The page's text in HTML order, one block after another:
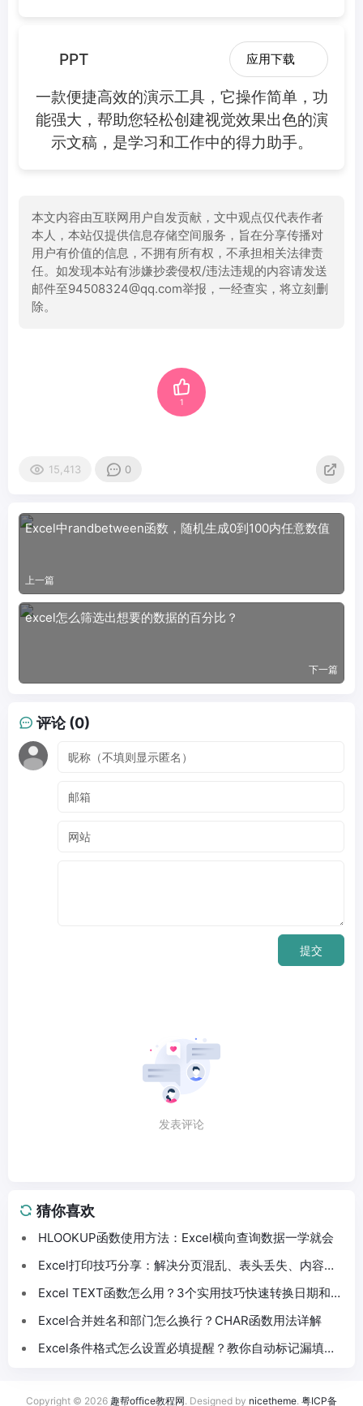
PPT 应用下载
一款便捷高效的演示工具，它操作简单，功
能强大，帮助您轻松创建视觉效果出色的演
示文稿，是学习和工作中的得力助手。
本文内容由互联网用户自发贡献，文中观点仅代表作者
本人，本站仅提供信息存储空间服务，旨在分享传播对
用户有价值的信息，不拥有所有权，不承担相关法律责
任。如发现本站有涉嫌抄袭侵权/违法违规的内容请发送
邮件至94508324@qq.com举报，一经查实，将立刻删
除。
1
15,413 0
Excel中randbetween函数，随机生成0到100内任意数值
上一篇
excel怎么筛选出想要的数据的百分比？
下一篇
评论 (0)
提交
发表评论
猜你喜欢
HLOOKUP函数使用方法：Excel横向查询数据一学就会
Excel打印技巧分享：解决分页混乱、表头丢失、内容截
Excel TEXT函数怎么用？3个实用技巧快速转换日期和数
Excel合并姓名和部门怎么换行？CHAR函数用法详解
Excel条件格式怎么设置必填提醒？教你自动标记漏填数
Copyright © 2026 趣帮office教程网. Designed by nicetheme. 粤ICP备